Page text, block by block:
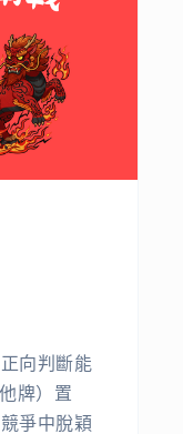
向判斷能
牌）置
爭中脫穎